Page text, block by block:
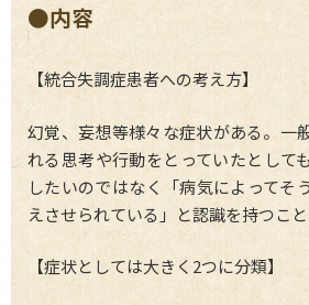
●内容
【統合失調症患者への考え方】
幻覚、妄想等様々な症状がある。一
れる思考や行動をとっていたとして
したいのではなく「病気によってそ
えさせられている」と認識を持つこと
【症状としては大きく2つに分類】